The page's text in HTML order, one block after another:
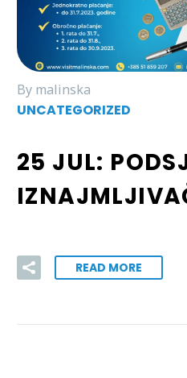
By malinska
UNCATEGORIZED
25 JUL:
READ MORE